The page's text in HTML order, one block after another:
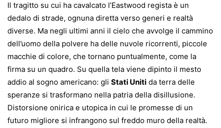
Il tragitto su cui ha cavalcato l’Eastwood regista è un
dedalo di strade, ognuna diretta verso generi e realtà
diverse. Ma negli ultimi anni il cielo che avvolge il cammino
dell’uomo della polvere ha delle nuvole ricorrenti, piccole
macchie di colore, che tornano puntualmente, come la
firma su un quadro. Su quella tela viene dipinto il mesto
addio al sogno americano: gli Stati Uniti da terra delle
speranze si trasformano nella patria della disillusione.
Distorsione onirica e utopica in cui le promesse di un
futuro migliore si infrangono sul freddo muro della realtà.